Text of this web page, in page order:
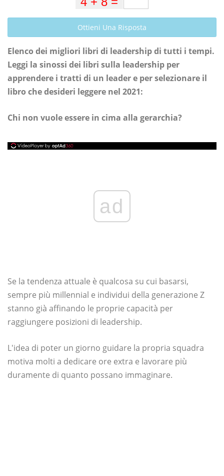
Ottieni Una Risposta
Elenco dei migliori libri di leadership di tutti i tempi.
Leggi la sinossi dei libri sulla leadership per
apprendere i tratti di un leader e per selezionare il
libro che desideri leggere nel 2021:
Chi non vuole essere in cima alla gerarchia?
ad
Se la tendenza attuale è qualcosa su cui basarsi,
sempre più millennial e individui della generazione Z
stanno già affinando le proprie capacità per
raggiungere posizioni di leadership.
L'idea di poter un giorno guidare la propria squadra
motiva molti a dedicare ore extra e lavorare più
duramente di quanto possano immaginare.